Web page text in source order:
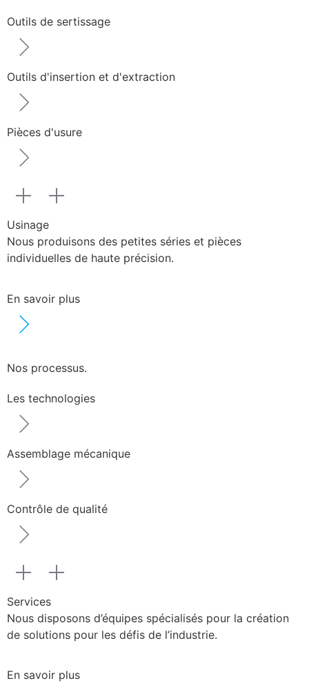
Outils de sertissage
Outils d'insertion et d'extraction
Pièces d'usure
Usinage
Nous produisons des petites séries et pièces
individuelles de haute précision.
En savoir plus
Nos processus.
Les technologies
Assemblage mécanique
Contrôle de qualité
Services
Nous disposons d’équipes spécialisés pour la création
de solutions pour les défis de l’industrie.
En savoir plus